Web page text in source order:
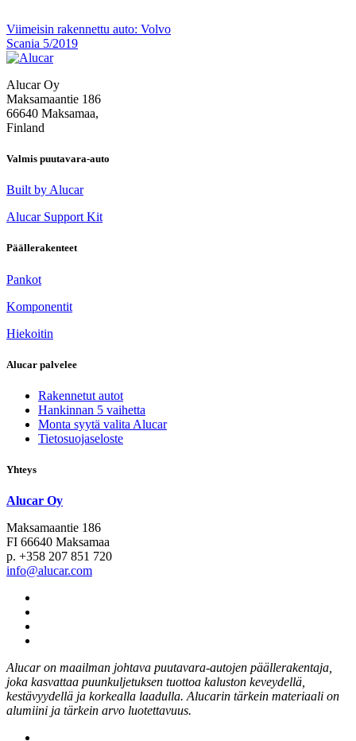
Artikkelien
selaus
Viimeisin rakennettu auto: Volvo
Scania 5/2019
Alucar Oy
Maksamaantie 186
66640 Maksamaa,
Finland
Valmis puutavara-auto
Built by Alucar
Alucar Support Kit
Päällerakenteet
Pankot
Komponentit
Hiekoitin
Alucar palvelee
Rakennetut autot
Hankinnan 5 vaihetta
Monta syytä valita Alucar
Tietosuojaseloste
Yhteys
Alucar Oy
Maksamaantie 186
FI 66640 Maksamaa
p. +358 207 851 720
info@alucar.com
Alucar on maailman johtava puutavara-autojen päällerakentaja,
joka kasvattaa puunkuljetuksen tuottoa kaluston keveydellä,
kestävyydellä ja korkealla laadulla. Alucarin tärkein materiaali on
alumiini ja tärkein arvo luotettavuus.